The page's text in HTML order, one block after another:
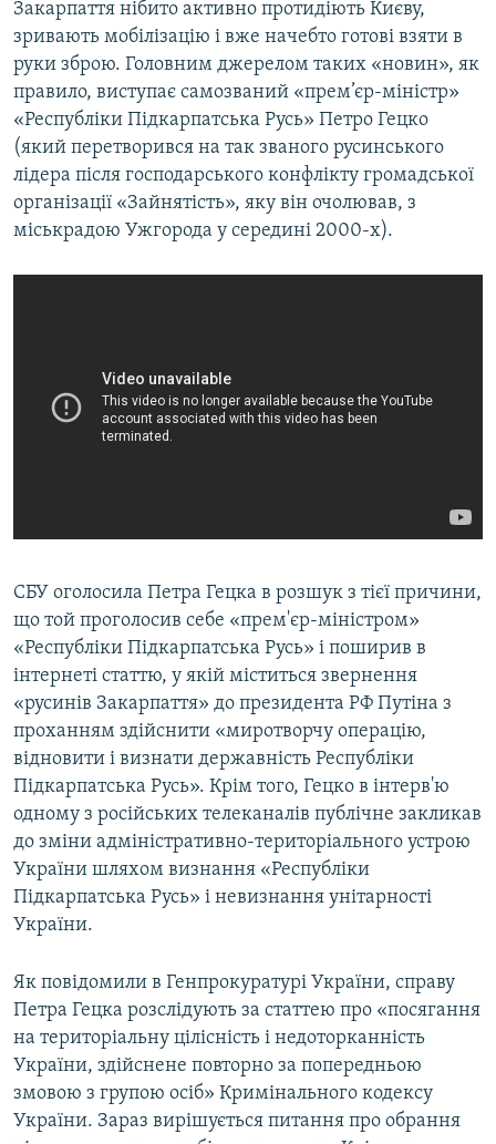
Закарпаття нібито активно протидіють Києву,
зривають мобілізацію і вже начебто готові взяти в
руки зброю. Головним джерелом таких «новин», як
правило, виступає самозваний «прем’єр-міністр»
«Республіки Підкарпатська Русь» Петро Гецко
(який перетворився на так званого русинського
лідера після господарського конфлікту громадської
організації «Зайнятість», яку він очолював, з
міськрадою Ужгорода у середині 2000-х).
СБУ оголосила Петра Гецка в розшук з тієї причини,
що той проголосив себе «прем'єр-міністром»
«Республіки Підкарпатська Русь» і поширив в
інтернеті статтю, у якій міститься звернення
«русинів Закарпаття» до президента РФ Путіна з
проханням здійснити «миротворчу операцію,
відновити і визнати державність Республіки
Підкарпатська Русь». Крім того, Гецко в інтерв'ю
одному з російських телеканалів публічне закликав
до зміни адміністративно-територіального устрою
України шляхом визнання «Республіки
Підкарпатська Русь» і невизнання унітарності
України.
Як повідомили в Генпрокуратурі України, справу
Петра Гецка розслідують за статтею про «посягання
на територіальну цілісність і недоторканність
України, здійснене повторно за попередньою
змовою з групою осіб» Кримінального кодексу
України. Зараз вирішується питання про обрання